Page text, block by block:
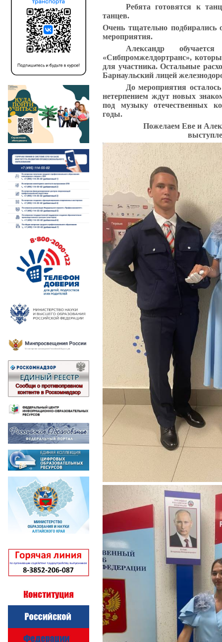
Ребята готовятся к
танцев.
Очень тщательно подбирались
мероприятия.
Александр
«Сибпромжелдортранс»,
для участника. Остальные
Барнаульский лицей
До мероприятия
нетерпением ждут новых
под музыку отечественных
годы.
Пожелаем Еве и